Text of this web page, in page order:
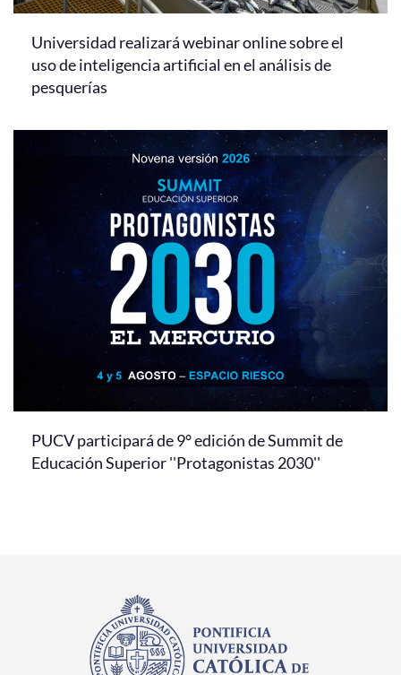
Universidad realizará webinar online sobre el
uso de inteligencia artificial en el análisis de
pesquerías
PUCV participará de 9° edición de Summit de
Educación Superior ''Protagonistas 2030''